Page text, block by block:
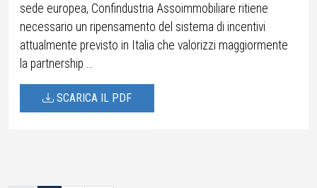
sede europea, Confindustria Assoimmobiliare ritiene
necessario un ripensamento del sistema di incentivi
attualmente previsto in Italia che valorizzi maggiormente
la partnership ...
SCARICA IL PDF